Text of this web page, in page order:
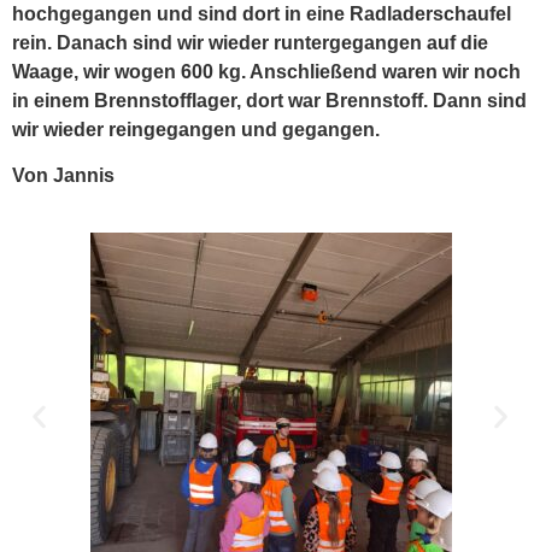
hochgegangen und sind dort in eine Radladerschaufel
rein. Danach sind wir wieder runtergegangen auf die
Waage, wir wogen 600 kg. Anschließend waren wir noch
in einem Brennstofflager, dort war Brennstoff. Dann sind
wir wieder reingegangen und gegangen.
Von Jannis